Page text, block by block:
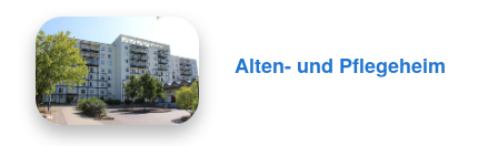
Alten- und Pflegeheim